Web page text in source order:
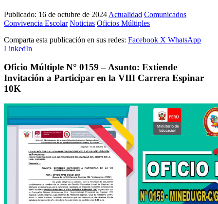
Publicado: 16 de octubre de 2024 Actualidad Comunicados
Convivencia Escolar Noticias Oficios Múltiples
Comparta esta publicación en sus redes: Facebook X WhatsApp
LinkedIn
Oficio Múltiple N° 0159 – Asunto: Extiende
Invitación a Participar en la VIII Carrera Espinar
10K